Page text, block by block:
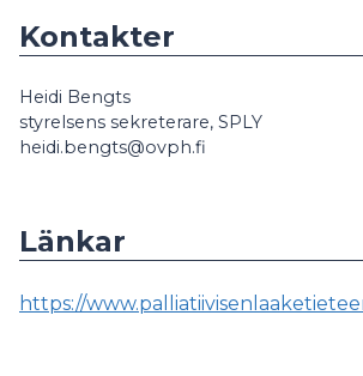
Kontakter
Heidi Bengts
styrelsens sekreterare, SPLY
heidi.bengts@ovph.fi
Länkar
https://